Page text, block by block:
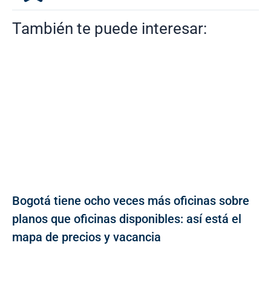
También te puede interesar:
Bogotá tiene ocho veces más oficinas sobre
planos que oficinas disponibles: así está el
mapa de precios y vacancia